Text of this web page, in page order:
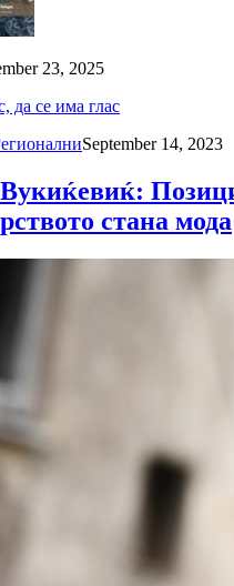
23, 2025
да се има глас
September 14, 2023
стана мода